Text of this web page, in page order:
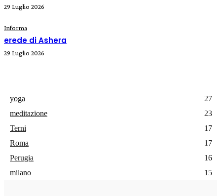
29 Luglio 2026
Informa
erede di Ashera
29 Luglio 2026
yoga
27
meditazione
23
Terni
17
Roma
17
Perugia
16
milano
15